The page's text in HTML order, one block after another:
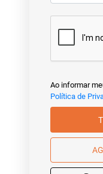
Ao informar
Política de